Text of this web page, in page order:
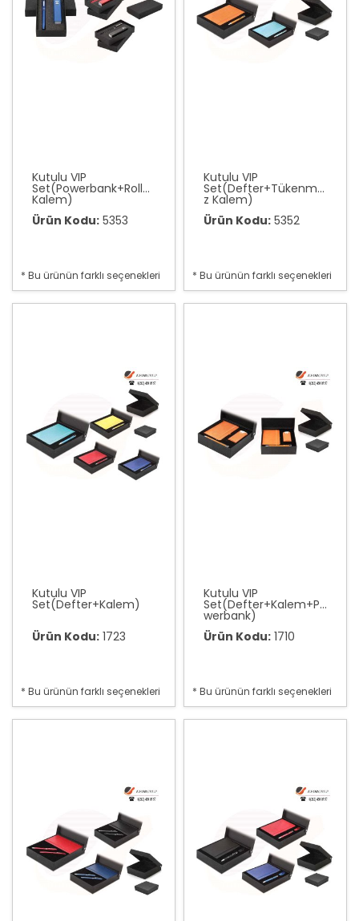
Kutulu VIP
Set(Powerbank+Roller
Kalem)
Ürün Kodu: 5353
* Bu ürünün farklı seçenekleri
Kutulu VIP
Set(Defter+Tükenme
z Kalem)
Ürün Kodu: 5352
* Bu ürünün farklı seçenekleri
Kutulu VIP
Set(Defter+Kalem)
Ürün Kodu: 1723
* Bu ürünün farklı seçenekleri
Kutulu VIP
Set(Defter+Kalem+Po
werbank)
Ürün Kodu: 1710
* Bu ürünün farklı seçenekleri